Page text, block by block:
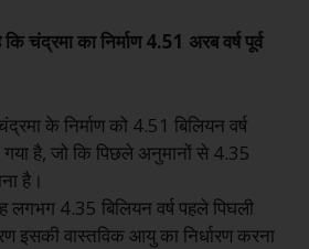
चंद्रमा का निर्माण 4.51 अरब वर्ष पूर्व
के निर्माण को 4.51 बिलियन वर्ष
गया है, जो कि पिछले अनुमानों से 4.35
है।
लगभग 4.35 बिलियन वर्ष पहले पिघली
इसकी वास्तविक आयु का निर्धारण करना